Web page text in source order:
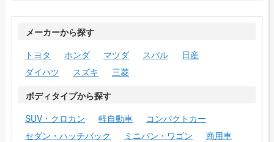
メーカーから探す
トヨタ
ホンダ マツダ スバル
日産
ダイハツ
スズキ
三菱
ボディタイプから探す
SUV・クロカン
軽自動車
コンパクトカー
セダン・ハッチバック
ミニバン・ワゴン
商用車